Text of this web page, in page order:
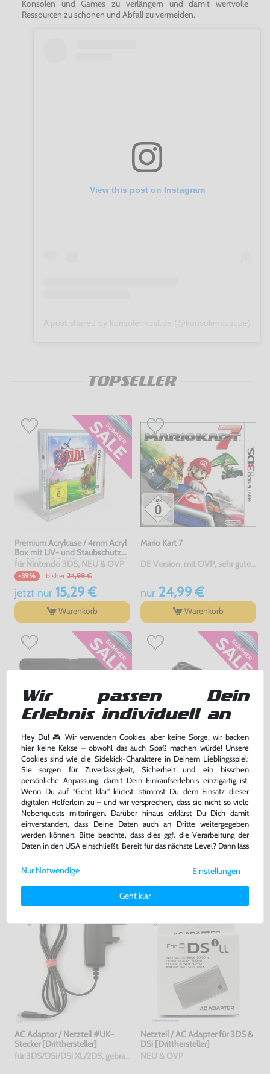
Konsolen und Games zu verlängern und damit wertvolle
Ressourcen zu schonen und Abfall zu vermeiden.
View this post on Instagram
TOPSELLER
Premium Acrylcase / 4mm Acryl
Box mit UV- und Staubschutz
für 3DS & DS-US-Version OVP's
für Nintendo 3DS, NEU & OVP
-39% bisher 24,99 €
jetzt nur15,29 €
Warenkorb
Mario Kart 7
DE Version, mit OVP, sehr guter Zustand, gebraucht
nur24,99 €
Warenkorb
Original Nintendo Docking
Station / Ladestation / Charging
gebraucht
-60% bisher 8,99 €
jetzt nur3,60 €
Warenkorb
USB Transfer- / Ladekabel
[Dritthersteller]
gebraucht
-70% bisher 2,99 €
jetzt nur0,90 €
Warenkorb
DAS HABEN ANDERE DAZU
GEKAUFT
AC Adaptor / Netzteil #UK-
Stecker [Dritthersteller]
für 3DS/DSi/DSi XL/2DS, gebraucht
Netzteil / AC Adapter für 3DS &
DSi [Dritthersteller]
NEU & OVP
Wir passen Dein
Erlebnis individuell an
Hey Du! 🎮 Wir verwenden Cookies, aber keine Sorge, wir backen
hier keine Kekse – obwohl das auch Spaß machen würde! Unsere
Cookies sind wie die Sidekick-Charaktere in Deinem Lieblingsspiel:
Sie sorgen für Zuverlässigkeit, Sicherheit und ein bisschen
persönliche Anpassung, damit Dein Einkaufserlebnis einzigartig ist.
Wenn Du auf "Geht klar" klickst, stimmst Du dem Einsatz dieser
digitalen Helferlein zu – und wir versprechen, dass sie nicht so viele
Nebenquests mitbringen. Darüber hinaus erklärst Du Dich damit
einverstanden, dass Deine Daten auch an Dritte weitergegeben
werden können. Bitte beachte, dass dies ggf. die Verarbeitung der
Daten in den USA einschließt. Bereit für das nächste Level? Dann lass
Weitere Informationen zu den von uns verwendeten Cookies und
Deinen Rechten als Nutzer findest Du in unsererDaten­schutz­
Impressum.
Einstellungen
Geht klar
Nur Notwendige